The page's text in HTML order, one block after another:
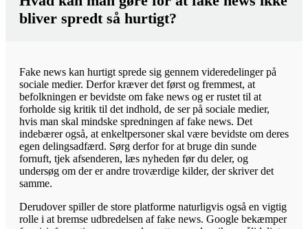
bliver spredt så hurtigt?
Fake news kan hurtigt sprede sig gennem videredelinger på
sociale medier. Derfor kræver det først og fremmest, at
befolkningen er bevidste om fake news og er rustet til at
forholde sig kritik til det indhold, de ser på sociale medier,
hvis man skal mindske spredningen af fake news. Det
indebærer også, at enkeltpersoner skal være bevidste om deres
egen delingsadfærd. Sørg derfor for at bruge din sunde
fornuft, tjek afsenderen, læs nyheden før du deler, og
undersøg om der er andre troværdige kilder, der skriver det
samme.
Derudover spiller de store platforme naturligvis også en vigtig
rolle i at bremse udbredelsen af fake news. Google bekæmper